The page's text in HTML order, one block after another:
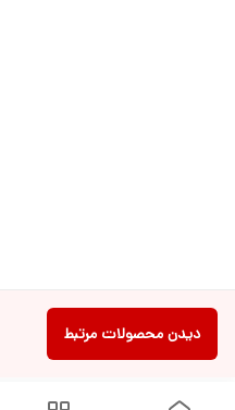
دیدن محصولات مرتبط